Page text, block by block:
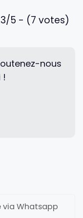
5 - (7 votes)
nous
!
via Whatsapp